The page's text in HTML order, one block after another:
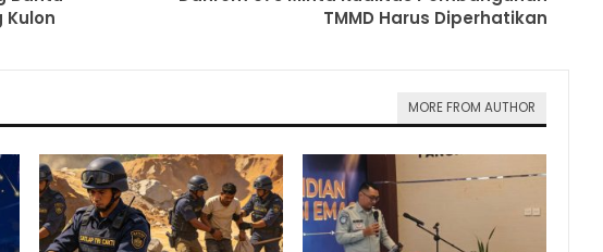
Kulon
TMMD Harus Diperhatikan
MORE FROM AUTHOR